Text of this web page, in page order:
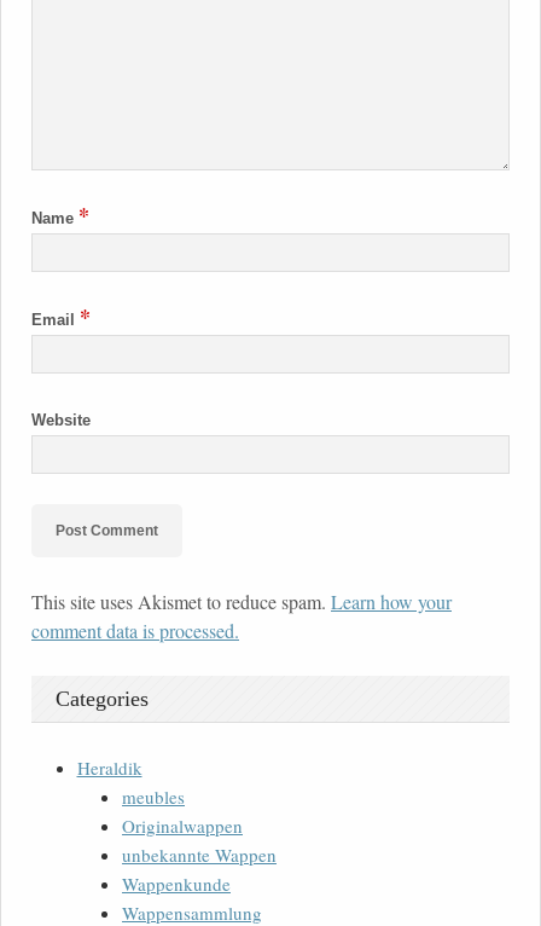
Name *
Email *
Website
This site uses Akismet to reduce spam. Learn how your
comment data is processed.
Categories
Heraldik
meubles
Originalwappen
unbekannte Wappen
Wappenkunde
Wappensammlung